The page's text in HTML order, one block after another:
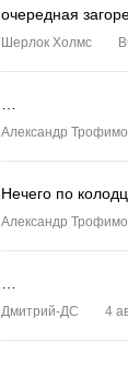
очередная
Шерлок Холмс
Александр
Нечего по
Александр
Дмитрий-ДС 4